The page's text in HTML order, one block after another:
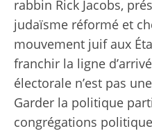
rabbin Rick Jacobs,
judaïsme réformé et
mouvement juif aux
franchir la ligne
électorale n’est pas
Garder la politique
congrégations